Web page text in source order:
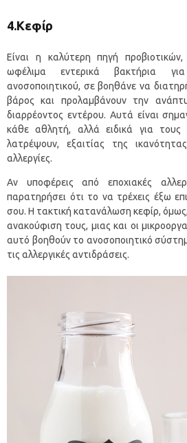
4.Κεφίρ
Είναι η καλύτερη πηγή
ωφέλιμα εντερικά βακτήρια
ανοσοποιητικού, σε βοηθάνε να
βάρος και προλαμβάνουν την
διαρρέοντος εντέρου. Αυτά είναι
κάθε αθλητή, αλλά ειδικά για
λατρέψουν, εξαιτίας της
αλλεργίες.
Αν υποφέρεις από εποχιακές
παρατηρήσει ότι το να τρέχεις έξω
σου. Η τακτική κατανάλωση κεφίρ,
ανακούφιση τους, μιας και οι
αυτό βοηθούν το ανοσοποιητικό
τις αλλεργικές αντιδράσεις.